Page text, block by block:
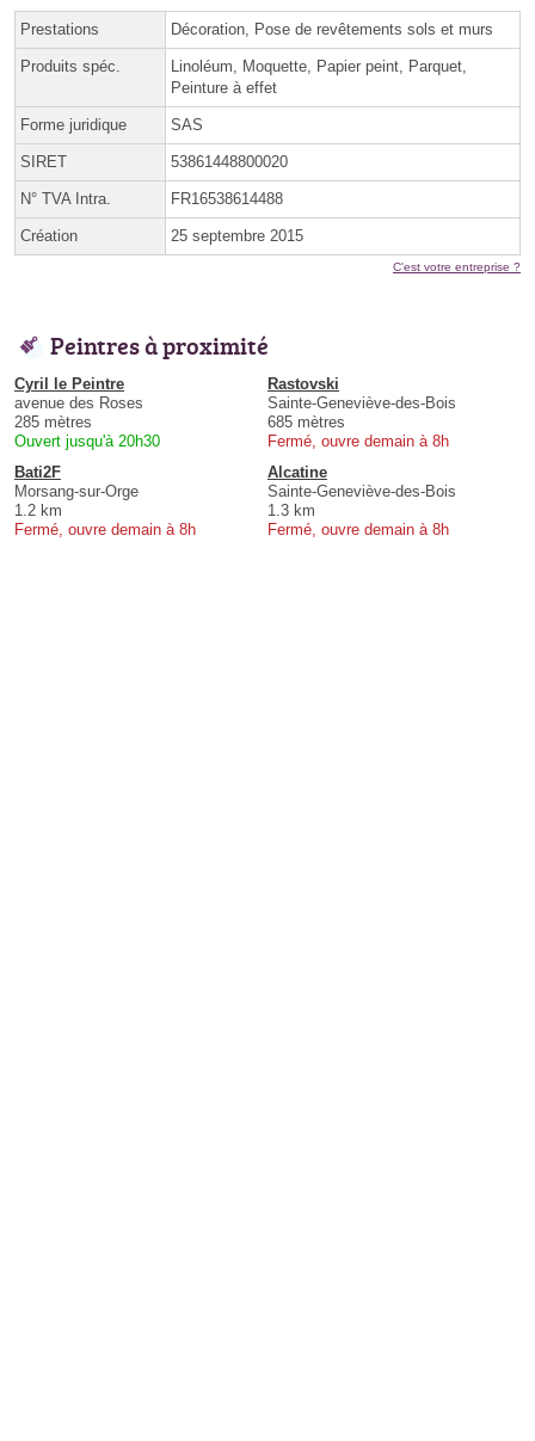
Prestations Décoration, Pose de revêtements sols et murs
Produits spéc.
Linoléum, Moquette, Papier peint, Parquet,
Peinture à effet
Forme juridique SAS
SIRET 53861448800020
N° TVA Intra. FR16538614488
Création 25 septembre 2015
C'est votre entreprise ?
Peintres à proximité
Cyril le Peintre
avenue des Roses
285 mètres
Ouvert jusqu'à 20h30
Rastovski
Sainte-Geneviève-des-Bois
685 mètres
Fermé, ouvre demain à 8h
Bati2F
Morsang-sur-Orge
1.2 km
Fermé, ouvre demain à 8h
Alcatine
Sainte-Geneviève-des-Bois
1.3 km
Fermé, ouvre demain à 8h